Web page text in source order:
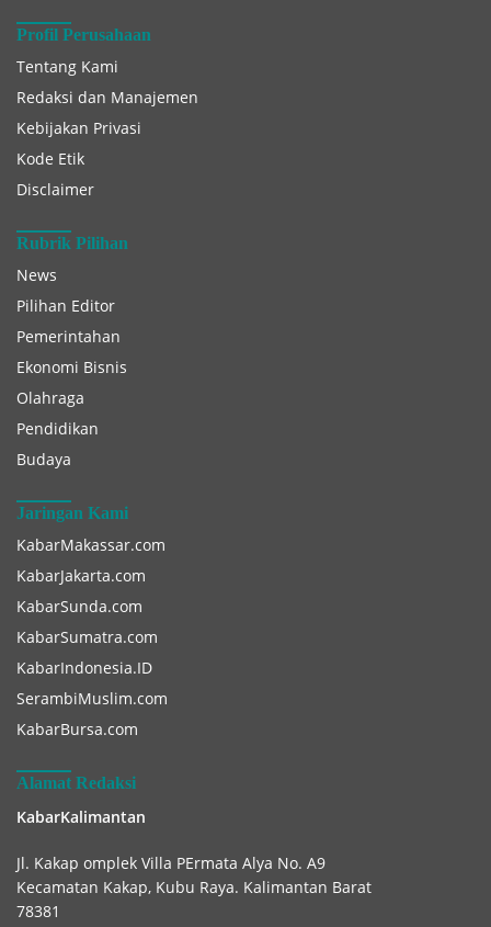
Profil Perusahaan
Tentang Kami
Redaksi dan Manajemen
Kebijakan Privasi
Kode Etik
Disclaimer
Rubrik Pilihan
News
Pilihan Editor
Pemerintahan
Ekonomi Bisnis
Olahraga
Pendidikan
Budaya
Jaringan Kami
KabarMakassar.com
KabarJakarta.com
KabarSunda.com
KabarSumatra.com
KabarIndonesia.ID
SerambiMuslim.com
KabarBursa.com
Alamat Redaksi
KabarKalimantan
Jl. Kakap omplek Villa PErmata Alya No. A9
Kecamatan Kakap, Kubu Raya. Kalimantan Barat
78381